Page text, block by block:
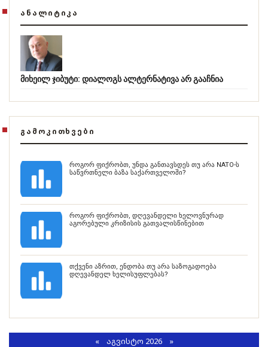
ᲐᲜᲐᲚᲘᲢᲘᲙᲐ
მიხეილ ჯიბუტი: დიალოგს ალტერნატივა არ გააჩნია
ᲒᲐᲛᲝᲙᲘᲗᲮᲕᲔᲑᲘ
როგორ ფიქრობთ, უნდა განთავსდეს თუ არა NATO-ს
საწვრთნელი ბაზა საქართველოში?
როგორ ფიქრობთ, დღევანდელი ხელოვნურად
აგორებული კრიზისის გათვალისწინებით
თქვენი აზრით, ენდობა თუ არა საზოგადოება
დღევანდელ ხელისუფლებას?
«ᲐᲒᲕᲘᲡᲢᲝ 2026 »